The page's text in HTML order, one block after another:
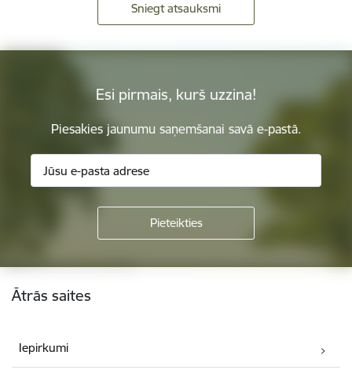
Sniegt atsauksmi
Esi pirmais, kurš uzzina!
Piesakies jaunumu saņemšanai savā e-pastā.
Kājene
Ātrās saites
Iepirkumi